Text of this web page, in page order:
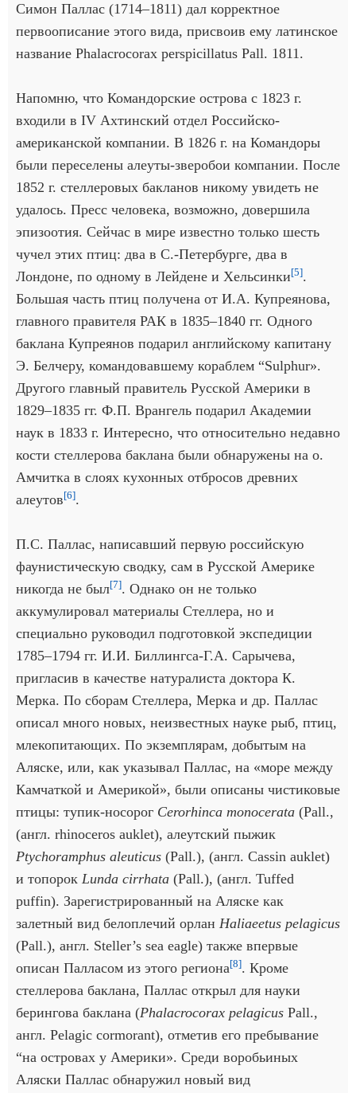
Симон Паллас (1714–1811) дал корректное
первоописание этого вида, присвоив ему латинское
название Phalacrocorax perspicillatus Pall. 1811.
Напомню, что Командорские острова с 1823 г.
входили в IV Ахтинский отдел Российско-
американской компании. В 1826 г. на Командоры
были переселены алеуты-зверобои компании. После
1852 г. стеллеровых бакланов никому увидеть не
удалось. Пресс человека, возможно, довершила
эпизоотия. Сейчас в мире известно только шесть
чучел этих птиц: два в С.-Петербурге, два в
Лондоне, по одному в Лейдене и Хельсинки[5].
Большая часть птиц получена от И.А. Купреянова,
главного правителя РАК в 1835–1840 гг. Одного
баклана Купреянов подарил английскому капитану
Э. Белчеру, командовавшему кораблем “Sulphur».
Другого главный правитель Русской Америки в
1829–1835 гг. Ф.П. Врангель подарил Академии
наук в 1833 г. Интересно, что относительно недавно
кости стеллерова баклана были обнаружены на о.
Амчитка в слоях кухонных отбросов древних
алеутов[6].
П.С. Паллас, написавший первую российскую
фаунистическую сводку, сам в Русской Америке
никогда не был[7]. Однако он не только
аккумулировал материалы Стеллера, но и
специально руководил подготовкой экспедиции
1785–1794 гг. И.И. Биллингса-Г.А. Сарычева,
пригласив в качестве натуралиста доктора К.
Мерка. По сборам Стеллера, Мерка и др. Паллас
описал много новых, неизвестных науке рыб, птиц,
млекопитающих. По экземплярам, добытым на
Аляске, или, как указывал Паллас, на «море между
Камчаткой и Америкой», были описаны чистиковые
птицы: тупик-носорог Cerorhinca monocerata (Pall.,
(англ. rhinoceros auklet), алеутский пыжик
Ptychoramphus aleuticus (Pall.), (англ. Cassin auklet)
и топорок Lunda cirrhata (Pall.), (англ. Tuffed
puffin). Зарегистрированный на Аляске как
залетный вид белоплечий орлан Haliaeetus pelagicus
(Pall.), англ. Steller’s sea eagle) также впервые
описан Палласом из этого региона[8]. Кроме
стеллерова баклана, Паллас открыл для науки
берингова баклана (Phalacrocorax pelagicus Pall.,
англ. Pelagic cormorant), отметив его пребывание
“на островах у Америки». Среди воробьиных
Аляски Паллас обнаружил новый вид